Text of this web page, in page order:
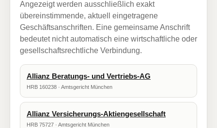
Angezeigt werden ausschließlich exakt
übereinstimmende, aktuell eingetragene
Geschäftsanschriften. Eine gemeinsame Anschrift
bedeutet nicht automatisch eine wirtschaftliche oder
gesellschaftsrechtliche Verbindung.
Allianz Beratungs- und Vertriebs-AG
HRB 160238 · Amtsgericht München
Allianz Versicherungs-Aktiengesellschaft
HRB 75727 · Amtsgericht München